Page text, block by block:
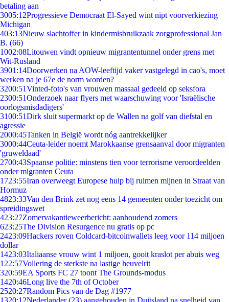
betaling aan
3005:12Progressieve Democraat El-Sayed wint nipt voorverkiezing
Michigan
403:13Nieuw slachtoffer in kindermisbruikzaak zorgprofessional Jan
B. (66)
1002:08Litouwen vindt opnieuw migrantentunnel onder grens met
Wit-Rusland
3901:14Doorwerken na AOW-leeftijd vaker vastgelegd in cao's, moet
werken na je 67e de norm worden?
3200:51Vinted-foto's van vrouwen massaal gedeeld op seksfora
2300:51Onderzoek naar flyers met waarschuwing voor 'Israëlische
oorlogsmisdadigers'
3100:51Dirk sluit supermarkt op de Wallen na golf van diefstal en
agressie
2000:45Tanken in België wordt nóg aantrekkelijker
3000:44Ceuta-leider noemt Marokkaanse grensaanval door migranten
'gruweldaad'
2700:43Spaanse politie: minstens tien voor terrorisme veroordeelden
onder migranten Ceuta
1723:55Iran overweegt Europese hulp bij ruimen mijnen in Straat van
Hormuz
4823:33Van den Brink zet nog eens 14 gemeenten onder toezicht om
spreidingswet
423:27Zomervakantieweerbericht: aanhoudend zomers
623:25The Division Resurgence nu gratis op pc
2423:09Hackers roven Coldcard-bitcoinwallets leeg voor 114 miljoen
dollar
1423:03Italiaanse vrouw wint 1 miljoen, gooit kraslot per abuis weg
1 22:57Vollering de sterkste na lastige heuvelrit
320:59EA Sports FC 27 toont The Grounds-modus
1420:46Long live the 7th of October
2520:27Random Pics van de Dag #1977
1320:12Nederlander (23) aangehouden in Duitsland na snelheid van